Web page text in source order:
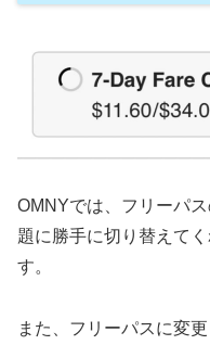
OMNYでは、フリーパ
題に勝手に切り替えて
す。
また、フリーパスに変